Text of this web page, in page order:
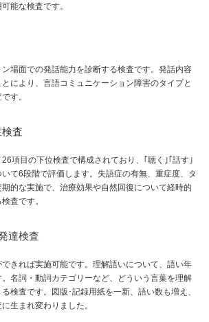
能な検査です。
場面での発話能力を診断する検査です。発話内容
により、言語コミュニケーション障害のタイプと
す。
査
項目の下位検査で構成されており、｢聴く｣｢話す｣
いて6段階で評価します。失語症の有無、重症度、タ
的な実施で、治療効果や自然回復について経時的
査です。
達検査
きれば実施可能です。理解語いについて、語い年
名詞・動詞カテゴリーなど、どういう言葉を理解
検査です。図版･記録用紙を一新、語い数も増え、
生まれ変わりました。